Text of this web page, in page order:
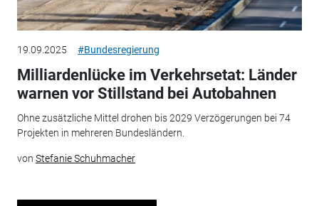
19.09.2025 #Bundesregierung
Milliardenlücke im Verkehrsetat: Länder
warnen vor Stillstand bei Autobahnen
Ohne zusätzliche Mittel drohen bis 2029 Verzögerungen bei 74
Projekten in mehreren Bundesländern.
von Stefanie Schuhmacher